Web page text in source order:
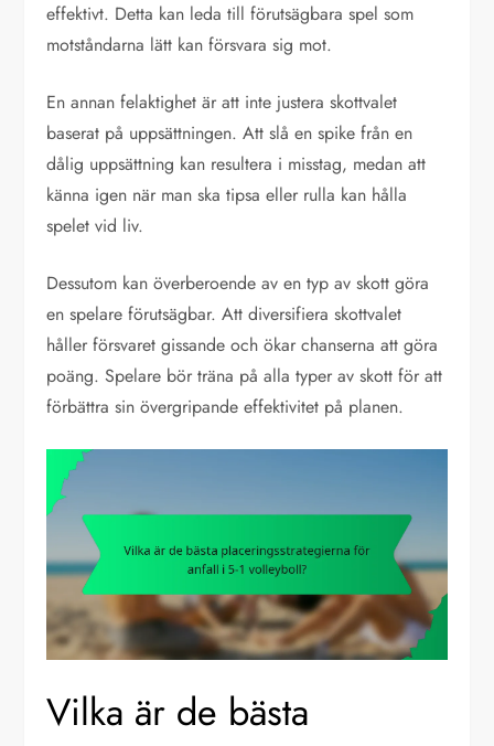
effektivt. Detta kan leda till förutsägbara spel som
motståndarna lätt kan försvara sig mot.
En annan felaktighet är att inte justera skottvalet
baserat på uppsättningen. Att slå en spike från en
dålig uppsättning kan resultera i misstag, medan att
känna igen när man ska tipsa eller rulla kan hålla
spelet vid liv.
Dessutom kan överberoende av en typ av skott göra
en spelare förutsägbar. Att diversifiera skottvalet
håller försvaret gissande och ökar chanserna att göra
poäng. Spelare bör träna på alla typer av skott för att
förbättra sin övergripande effektivitet på planen.
Vilka är de bästa